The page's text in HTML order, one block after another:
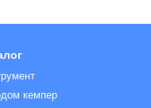
кемпер